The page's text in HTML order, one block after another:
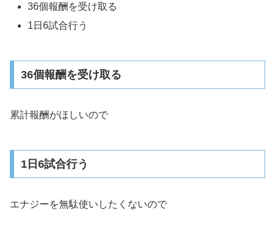
36個報酬を受け取る
1日6試合行う
36個報酬を受け取る
累計報酬がほしいので
1日6試合行う
エナジーを無駄使いしたくないので